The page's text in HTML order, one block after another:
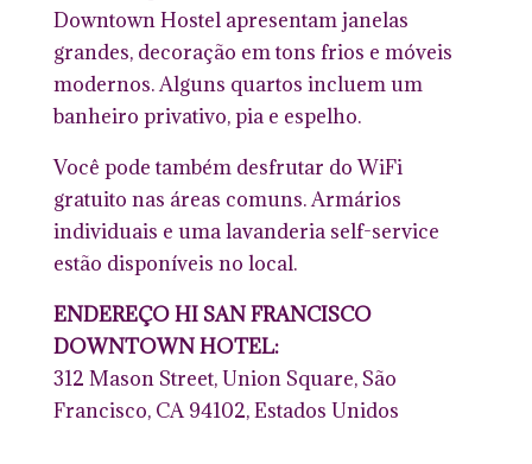
Downtown Hostel apresentam janelas
grandes, decoração em tons frios e móveis
modernos. Alguns quartos incluem um
banheiro privativo, pia e espelho.
Você pode também desfrutar do WiFi
gratuito nas áreas comuns. Armários
individuais e uma lavanderia self-service
estão disponíveis no local.
ENDEREÇO HI SAN FRANCISCO
DOWNTOWN HOTEL:
312 Mason Street, Union Square, São
Francisco, CA 94102, Estados Unidos